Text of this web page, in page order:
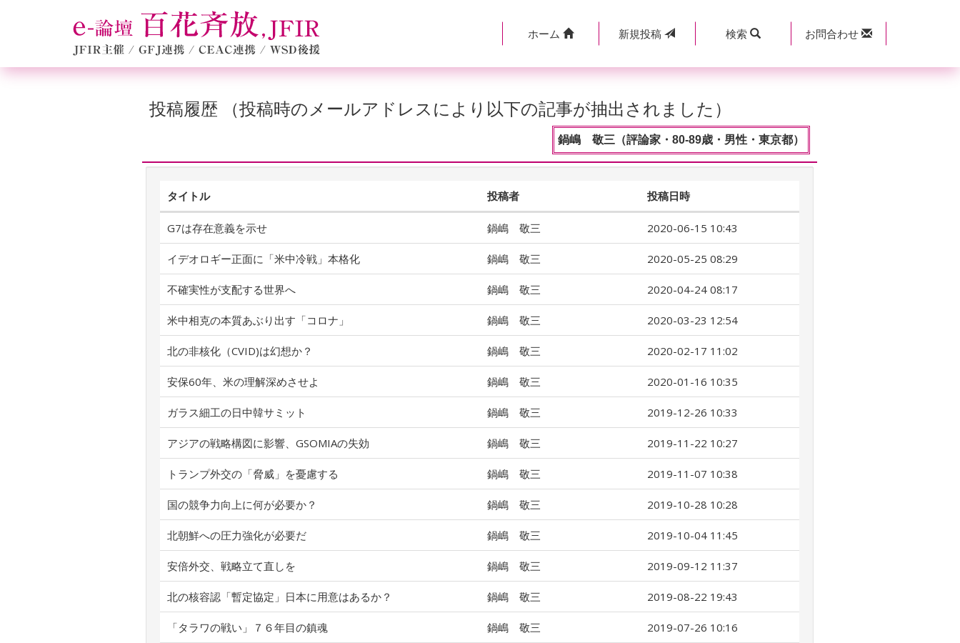
ホーム 新規投稿 検索 お問合わせ
投稿履歴 （投稿時のメールアドレスにより以下の記事が抽出されました）
鍋嶋 敬三（評論家・80-89歳・男性・東京都）
タイトル 投稿者 投稿日時
G7は存在意義を示せ 鍋嶋 敬三 2020-06-15 10:43
イデオロギー正面に「米中冷戦」本格化 鍋嶋 敬三 2020-05-25 08:29
不確実性が支配する世界へ 鍋嶋 敬三 2020-04-24 08:17
米中相克の本質あぶり出す「コロナ」 鍋嶋 敬三 2020-03-23 12:54
北の非核化（CVID)は幻想か？ 鍋嶋 敬三 2020-02-17 11:02
安保60年、米の理解深めさせよ 鍋嶋 敬三 2020-01-16 10:35
ガラス細工の日中韓サミット 鍋嶋 敬三 2019-12-26 10:33
アジアの戦略構図に影響、GSOMIAの失効 鍋嶋 敬三 2019-11-22 10:27
トランプ外交の「脅威」を憂慮する 鍋嶋 敬三 2019-11-07 10:38
国の競争力向上に何が必要か？ 鍋嶋 敬三 2019-10-28 10:28
北朝鮮への圧力強化が必要だ 鍋嶋 敬三 2019-10-04 11:45
安倍外交、戦略立て直しを 鍋嶋 敬三 2019-09-12 11:37
北の核容認「暫定協定」日本に用意はあるか？ 鍋嶋 敬三 2019-08-22 19:43
「タラワの戦い」７６年目の鎮魂 鍋嶋 敬三 2019-07-26 10:16